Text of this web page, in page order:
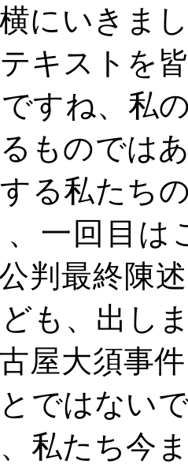
にいきま
キストを
すね、私
ものでは
る私たち
、一回目
公判最終陳
も、出し
屋大須事
ではない
私たち今